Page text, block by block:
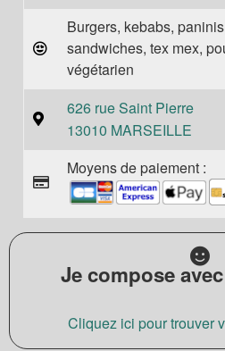
Burgers, kebabs,
sandwiches, tex mex,
végétarien
626 rue Saint Pierre
13010 MARSEILLE
Moyens de paiement :
Je compose
Cliquez ici pour trouver